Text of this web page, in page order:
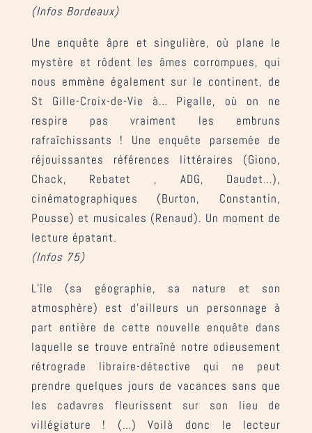
(Infos Bordeaux)
Une enquête âpre et singulière, où plane le
mystère et rôdent les âmes corrompues, qui
nous emmène également sur le continent, de
St Gille-Croix-de-Vie à… Pigalle, où on ne
respire pas vraiment les embruns
rafraîchissants ! Une enquête parsemée de
réjouissantes références littéraires (Giono,
Chack, Rebatet , ADG, Daudet…),
cinématographiques (Burton, Constantin,
Pousse) et musicales (Renaud). Un moment de
lecture épatant.
(Infos 75)
L’île (sa géographie, sa nature et son
atmosphère) est d’ailleurs un personnage à
part entière de cette nouvelle enquête dans
laquelle se trouve entraîné notre odieusement
rétrograde libraire-détective qui ne peut
prendre quelques jours de vacances sans que
les cadavres fleurissent sur son lieu de
villégiature ! (…) Voilà donc le lecteur